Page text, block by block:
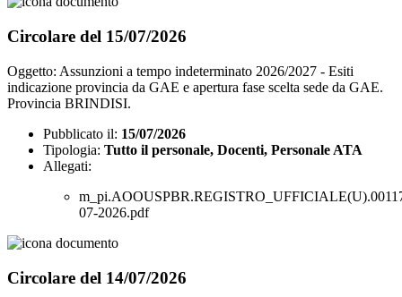
Circolare del 15/07/2026
Oggetto: Assunzioni a tempo indeterminato 2026/2027 - Esiti
indicazione provincia da GAE e apertura fase scelta sede da GAE.
Provincia BRINDISI.
Pubblicato il: 15/07/2026
Tipologia: Tutto il personale, Docenti, Personale ATA
Allegati:
07-2026.pdf
Circolare del 14/07/2026